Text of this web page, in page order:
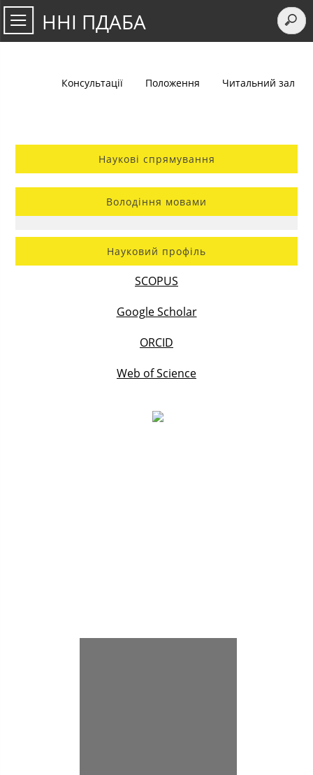
ННІ ПДАБА
Консультації Положення Читальний зал
Наукові спрямування
Володіння мовами
Науковий профіль
SCOPUS
Google Scholar
ORCID
Web of Science